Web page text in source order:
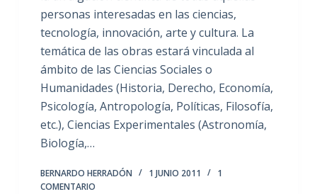
personas interesadas en las ciencias,
tecnología, innovación, arte y cultura. La
temática de las obras estará vinculada al
ámbito de las Ciencias Sociales o
Humanidades (Historia, Derecho, Economía,
Psicología, Antropología, Políticas, Filosofía,
etc.), Ciencias Experimentales (Astronomía,
Biología,…
BERNARDO HERRADÓN 1 JUNIO 2011
1
COMENTARIO